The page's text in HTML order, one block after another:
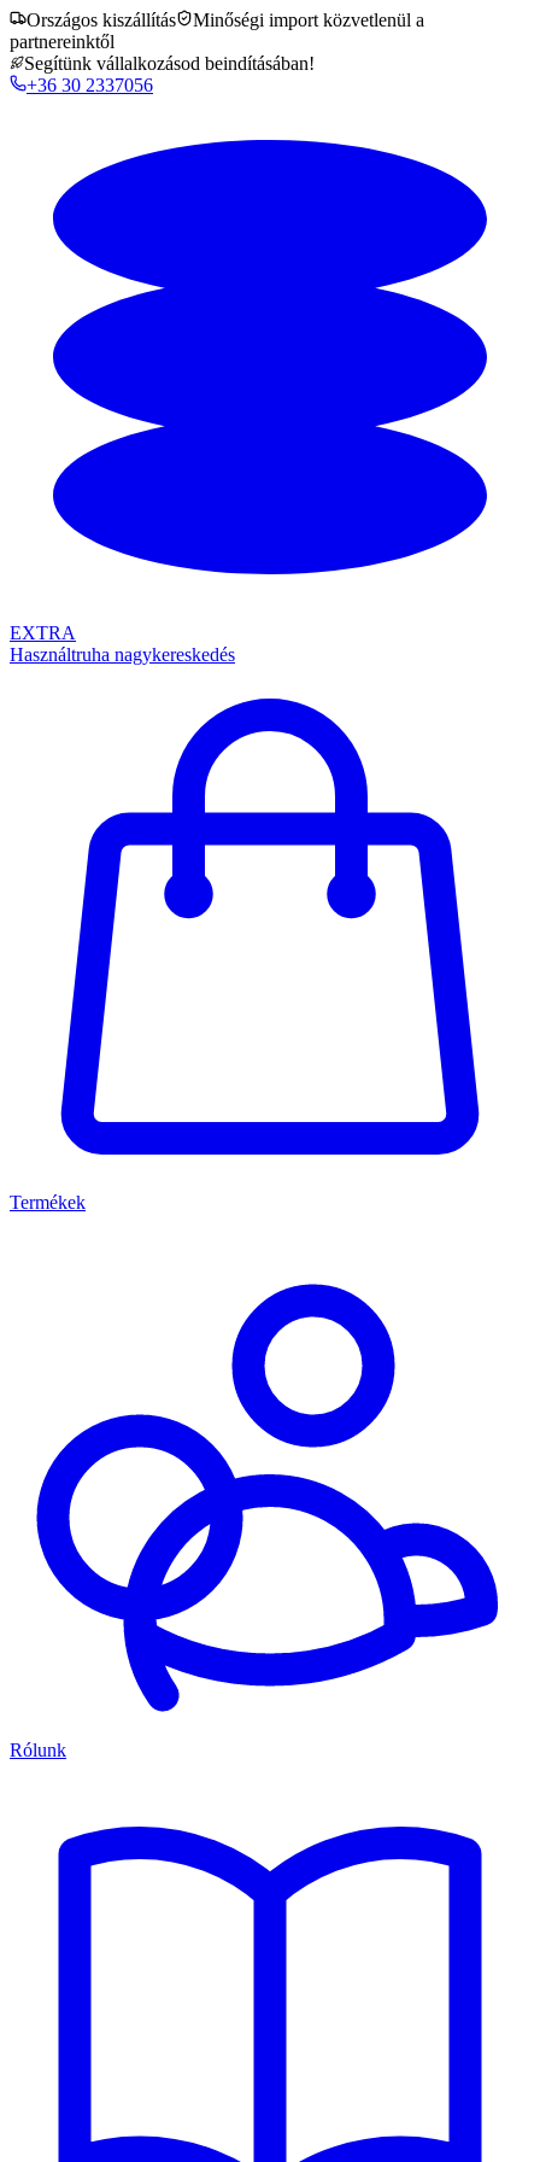
Országos kiszállítás
Minőségi import közvetlenül a
partnereinktől
Segítünk vállalkozásod beindításában!
+36 30 2337056
EXTRA
Használtruha nagykereskedés
Termékek
Rólunk